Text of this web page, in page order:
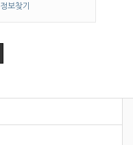
정보찾기